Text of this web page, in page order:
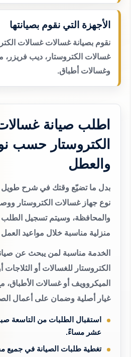
الأجهزة التي نقوم بصيانتها
نقوم بصيانة غسالات غسالات
غسالات الكتروستار، ديب فريزر،
وغسالات أطباق.
اطلب صيانة
الكتروستار حسب
والعطل
بدل ما تضيّع وقتك في شرح طويل
نوع جهاز غسالات الكتروستار
والمحافظة، وسيتم تسجيل الطلب
منزلية مناسبة خلال مواعيد العمل
الخدمة مناسبة لمن يبحث عن
الكتروستار للغسالات أو الثلاجات
الميكروويف أو غسالات
غيار أصلية وضمان على أعمال
استقبال الطلبات من التاسعة
عشر مساءً.
تغطية طلبات الصيانة في جميع